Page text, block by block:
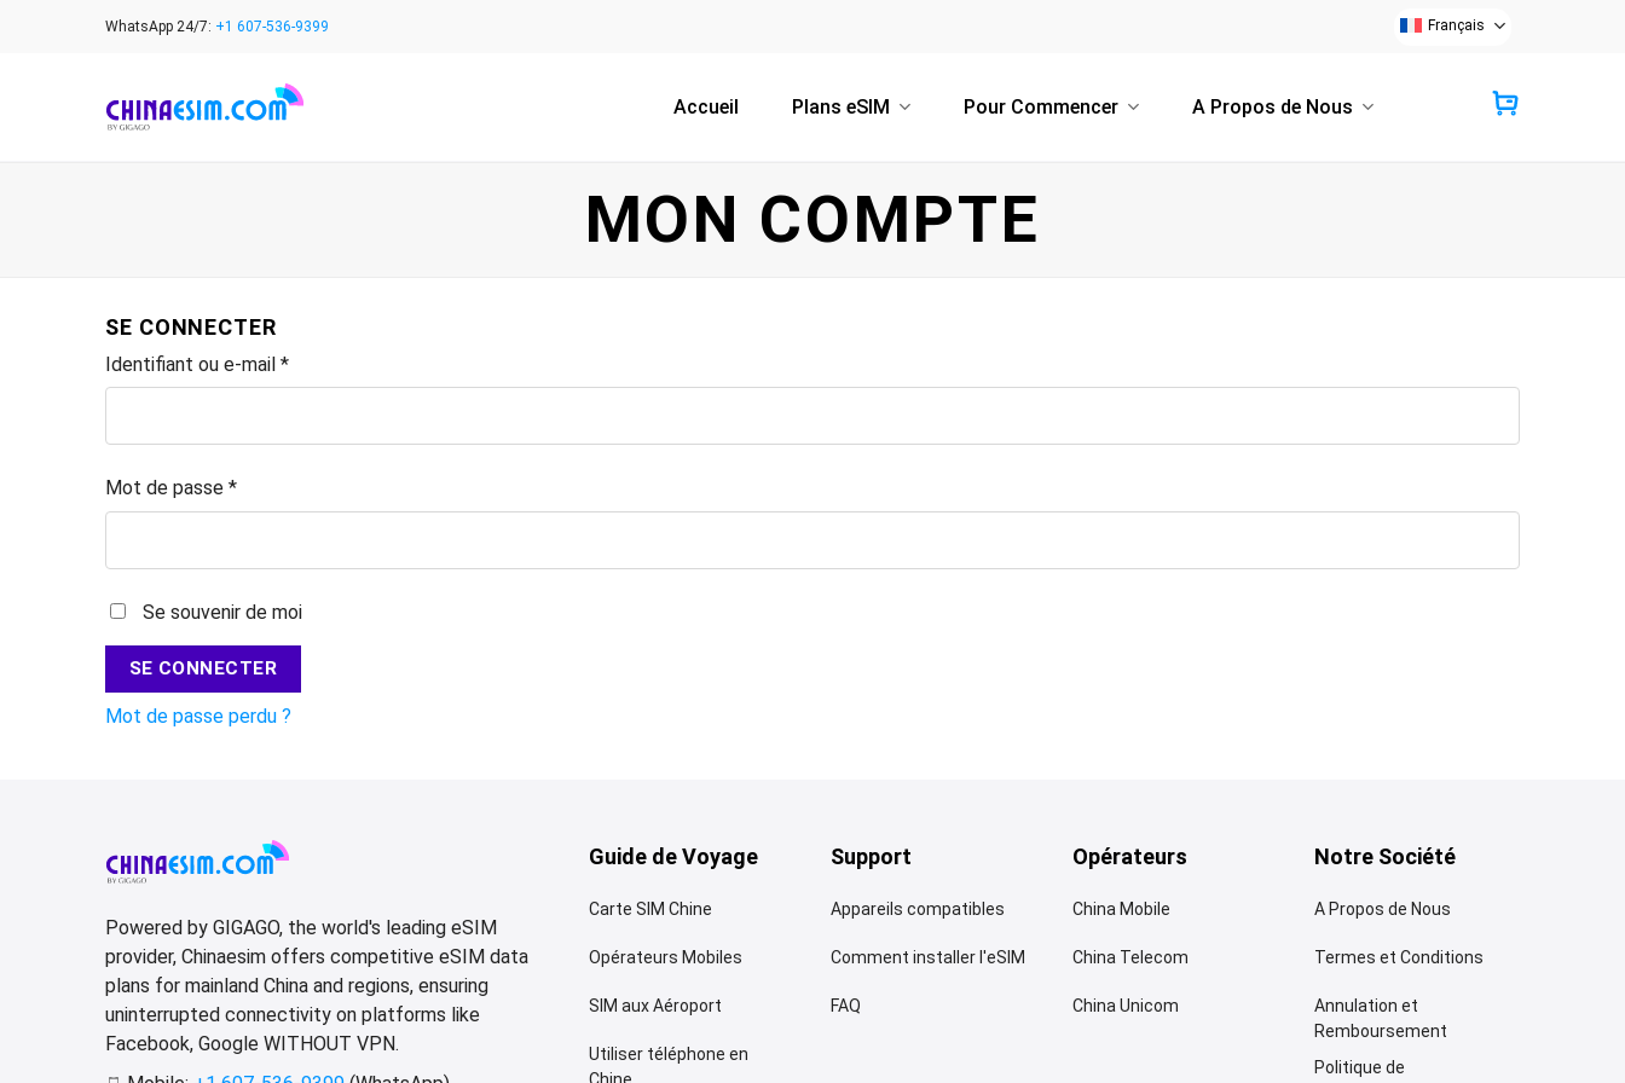
WhatsApp 24/7: +1 607-536-9399 Français
Accueil Plans eSIM Pour Commencer A Propos de Nous
MON COMPTE
SE CONNECTER
Identifiant ou e-mail *
Mot de passe *
Se souvenir de moi
SE CONNECTER
Mot de passe perdu ?
Powered by GIGAGO, the world's leading eSIM
provider, Chinaesim offers competitive eSIM data
plans for mainland China and regions, ensuring
uninterrupted connectivity on platforms like
Facebook, Google WITHOUT VPN.
Guide de Voyage
Carte SIM Chine
Opérateurs Mobiles
SIM aux Aéroport
Utiliser téléphone en
Chine
Support
Appareils compatibles
Comment installer l'eSIM
FAQ
Opérateurs
China Mobile
China Telecom
China Unicom
Notre Société
A Propos de Nous
Termes et Conditions
Annulation et
Remboursement
Politique de